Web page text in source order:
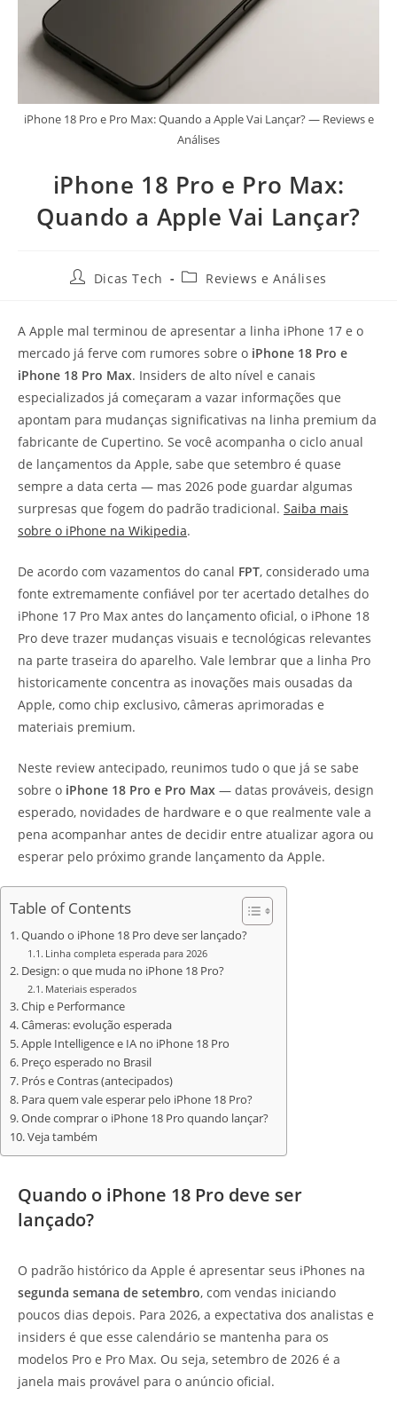
iPhone 18 Pro e Pro Max: Quando a Apple Vai Lançar? — Reviews e
Análises
iPhone 18 Pro e Pro Max:
Quando a Apple Vai Lançar?
Dicas Tech Reviews e Análises
A Apple mal terminou de apresentar a linha iPhone 17 e o
mercado já ferve com rumores sobre o iPhone 18 Pro e
iPhone 18 Pro Max. Insiders de alto nível e canais
especializados já começaram a vazar informações que
apontam para mudanças significativas na linha premium da
fabricante de Cupertino. Se você acompanha o ciclo anual
de lançamentos da Apple, sabe que setembro é quase
sempre a data certa — mas 2026 pode guardar algumas
surpresas que fogem do padrão tradicional. Saiba mais
sobre o iPhone na Wikipedia.
De acordo com vazamentos do canal FPT, considerado uma
fonte extremamente confiável por ter acertado detalhes do
iPhone 17 Pro Max antes do lançamento oficial, o iPhone 18
Pro deve trazer mudanças visuais e tecnológicas relevantes
na parte traseira do aparelho. Vale lembrar que a linha Pro
historicamente concentra as inovações mais ousadas da
Apple, como chip exclusivo, câmeras aprimoradas e
materiais premium.
Neste review antecipado, reunimos tudo o que já se sabe
sobre o iPhone 18 Pro e Pro Max — datas prováveis, design
esperado, novidades de hardware e o que realmente vale a
pena acompanhar antes de decidir entre atualizar agora ou
esperar pelo próximo grande lançamento da Apple.
Table of Contents
Quando o iPhone 18 Pro deve ser lançado?
Linha completa esperada para 2026
Design: o que muda no iPhone 18 Pro?
Materiais esperados
Chip e Performance
Câmeras: evolução esperada
Apple Intelligence e IA no iPhone 18 Pro
Preço esperado no Brasil
Prós e Contras (antecipados)
Para quem vale esperar pelo iPhone 18 Pro?
Onde comprar o iPhone 18 Pro quando lançar?
Veja também
Quando o iPhone 18 Pro deve ser
lançado?
O padrão histórico da Apple é apresentar seus iPhones na
segunda semana de setembro, com vendas iniciando
poucos dias depois. Para 2026, a expectativa dos analistas e
insiders é que esse calendário se mantenha para os
modelos Pro e Pro Max. Ou seja, setembro de 2026 é a
janela mais provável para o anúncio oficial.